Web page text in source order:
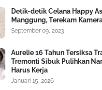
Detik-detik Celana Happy
Manggung, Terekam
September 09, 2023
Aurelie 16 Tahun Tersiksa
Tremonti Sibuk Pulihkan
Harus Kerja
Januari 15, 2026